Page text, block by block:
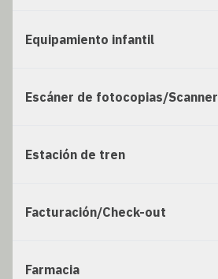
Equipamiento infantil
Escáner de fotocopias/Scanner
Estación de tren
Facturación/Check-out
Farmacia